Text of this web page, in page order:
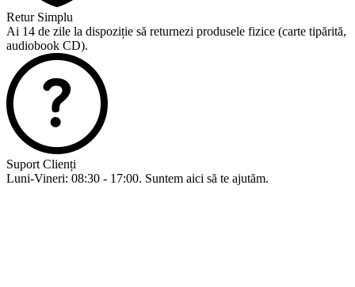
Retur Simplu
Ai 14 de zile la dispoziție să returnezi produsele fizice (carte tipărită,
audiobook CD).
Suport Clienți
Luni-Vineri: 08:30 - 17:00. Suntem aici să te ajutăm.